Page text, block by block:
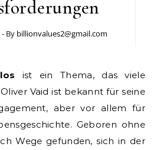
- By billionvalues2@gmail.com
ist ein Thema, das viele
Vaid ist bekannt für seine
aber vor allem für
Geboren ohne
Wege gefunden, sich in der